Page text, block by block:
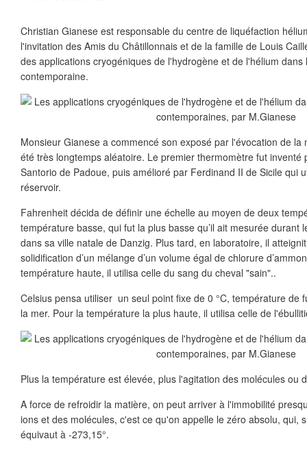
Christian Gianese est responsable du centre de liquéfaction
l'invitation des Amis du Châtillonnais et de la famille de Louis
des applications cryogéniques de l'hydrogène et de l'hélium
contemporaine.
Monsieur Gianese a commencé son exposé par l'évocation de
été très longtemps aléatoire. Le premier thermomètre fut inventé
Santorio de Padoue, puis amélioré par Ferdinand II de Sicile qui
réservoir.
Fahrenheit décida de définir une échelle au moyen de deux
température basse, qui fut la plus basse qu’il ait mesurée durant
dans sa ville natale de Danzig. Plus tard, en laboratoire, il
solidification d’un mélange d’un volume égal de chlorure
température haute, il utilisa celle du sang du cheval "sain"..
Celsius pensa utiliser un seul point fixe de 0 °C, température de
la mer. Pour la température la plus haute, il utilisa celle de
Plus la température est élevée, plus l'agitation des molécules ou
A force de refroidir la matière, on peut arriver à l'immobilité
ions et des molécules, c'est ce qu'on appelle le zéro absolu, qui,
équivaut à -273,15°.